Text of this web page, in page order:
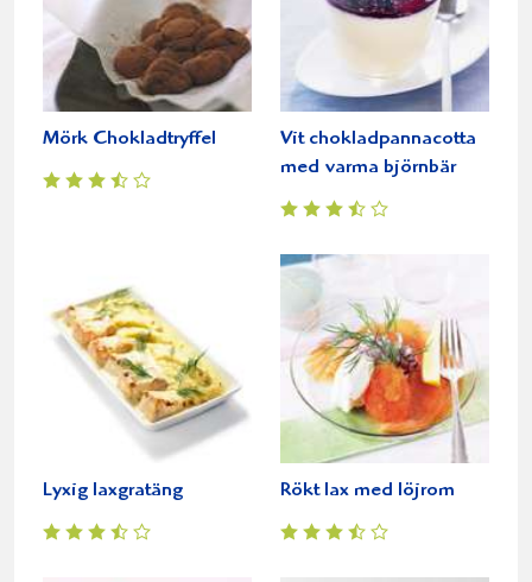
Mörk Chokladtryffel
Vit chokladpannacotta
med varma björnbär
Lyxig laxgratäng Rökt lax med löjrom